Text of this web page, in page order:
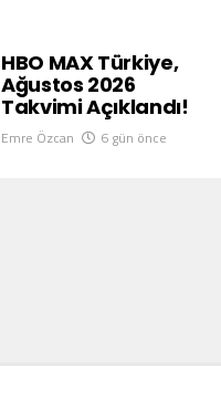
HBO MAX Türkiye,
Ağustos 2026
Takvimi Açıklandı!
Emre Özcan 6 gün önce